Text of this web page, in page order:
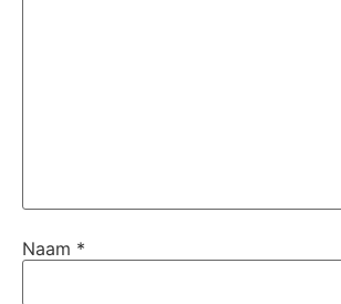
Naam *